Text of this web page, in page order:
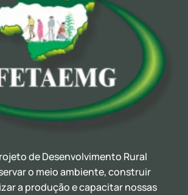
de Desenvolvimento Rural
o meio ambiente, construir
a produção e capacitar nossas